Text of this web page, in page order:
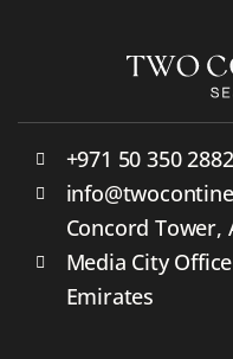
+971 50 350 2882
Concord Tower,
Media City
Emirates